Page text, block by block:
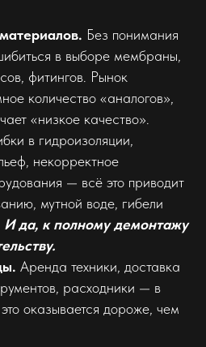
Без понимания
в выборе мембраны,
фитингов. Рынок
количество «аналогов»,
«низкое качество».
в гидроизоляции,
некорректное
— всё это приводит
мутной воде, гибели
И да, к полному демонтажу
Аренда техники, доставка
расходники — в
оказывается дороже, чем